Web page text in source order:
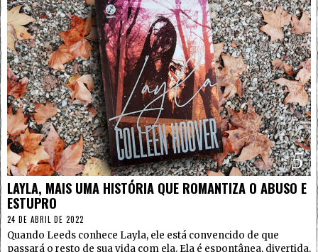
5
LAYLA, MAIS UMA HISTÓRIA QUE ROMANTIZA O ABUSO E
ESTUPRO
24 DE ABRIL DE 2022
Quando Leeds conhece Layla, ele está convencido de que
passará o resto de sua vida com ela. Ela é espontânea, divertida,